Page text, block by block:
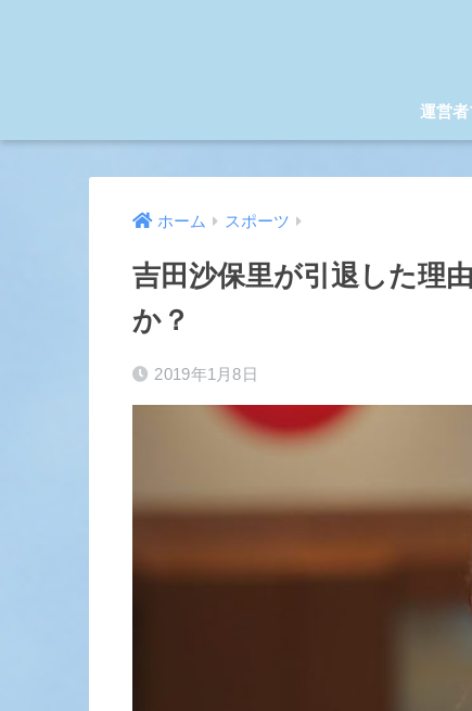
運営
ホーム スポーツ
吉田沙保里が引退した理
か？
2019年1月8日